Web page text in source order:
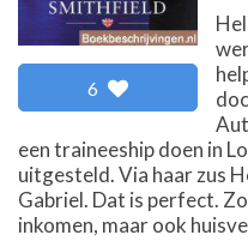
6
een traineeship doen in
uitgesteld. Via haar zus
Gabriel. Dat is perfect.
inkomen, maar ook